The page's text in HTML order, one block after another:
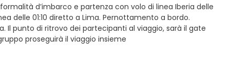
d’imbarco e partenza con volo di linea Iberia delle
delle 01:10 diretto a Lima. Pernottamento a bordo.
Il punto di ritrovo dei partecipanti al viaggio, sarà il gate
proseguirà il viaggio insieme